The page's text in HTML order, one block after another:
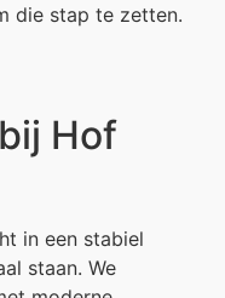
die stap te zetten.
Hof
in een stabiel
staan. We